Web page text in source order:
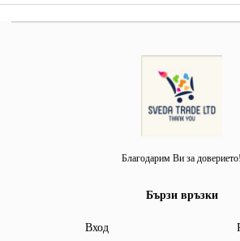
Благодарим Ви за доверието!
Бързи връзки
Вход